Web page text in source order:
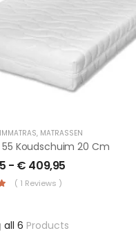
, MATRASSEN
55 Koudschuim 20 Cm
- € 409,95
( 1 Reviews )
all 6 Products